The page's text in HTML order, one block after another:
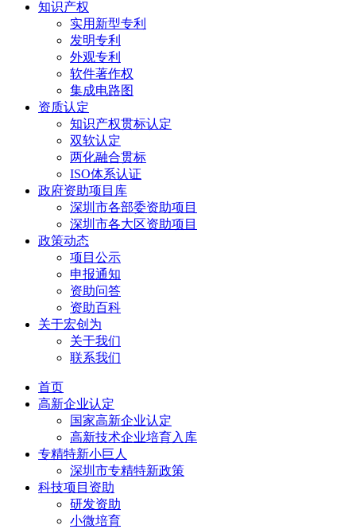
知识产权
实用新型专利
发明专利
外观专利
软件著作权
集成电路图
资质认定
知识产权贯标认定
双软认定
两化融合贯标
ISO体系认证
政府资助项目库
深圳市各部委资助项目
深圳市各大区资助项目
政策动态
项目公示
申报通知
资助问答
资助百科
关于宏创为
关于我们
联系我们
首页
高新企业认定
国家高新企业认定
高新技术企业培育入库
专精特新小巨人
深圳市专精特新政策
科技项目资助
研发资助
小微培育